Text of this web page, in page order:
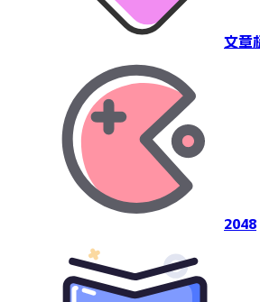
文章
2048